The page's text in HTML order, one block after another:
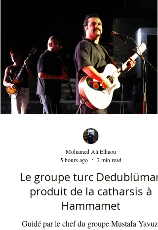
April 2018(3)3 posts
March 2018(2)2 posts
Le groupe turc Dedublüman
produit de la catharsis à
Mohamed Ali Elhaou
5 hours ago
2 min read